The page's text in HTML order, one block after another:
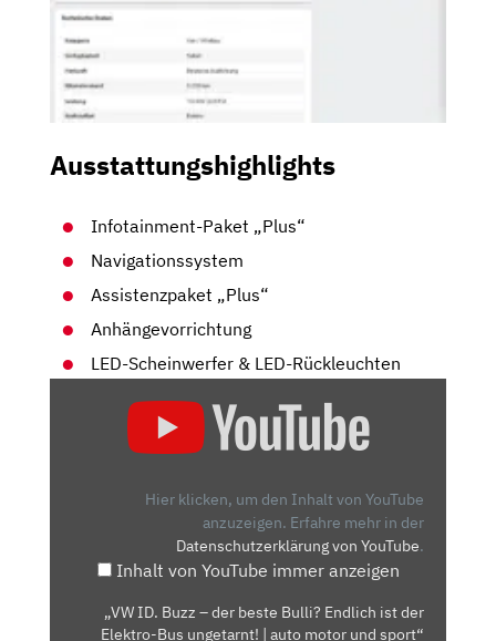
Ausstattungshighlights
Infotainment-Paket „Plus“
Navigationssystem
Assistenzpaket „Plus“
Anhängevorrichtung
LED-Scheinwerfer & LED-Rückleuchten
ENDLICH
Hier klicken, um den Inhalt von YouTube
anzuzeigen. Erfahre mehr in der
Datenschutzerklärung von YouTube.
Inhalt von YouTube immer anzeigen
„VW ID. Buzz – der beste Bulli? Endlich ist der
Elektro-Bus ungetarnt! | auto motor und sport“